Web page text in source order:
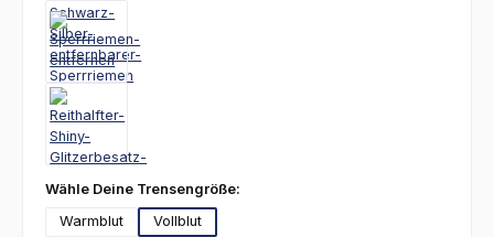
Wähle Deine Trensengröße:
Warmblut
Vollblut